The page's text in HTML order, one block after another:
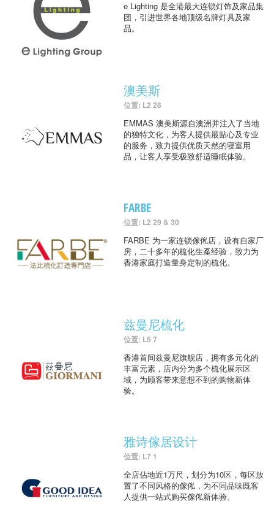
e Lighting 是全港最大连锁灯饰及家品集
团，引进世界各地顶级名牌灯具及家
品。
澳美斯
位置: L2 28
EMMAS 澳美斯源自澳洲并注入了当地
的独特文化，为客人提供最贴心及专业
的服务，致力提供优质天然的寝室用
品，让客人享受极致舒适睡眠体验。
FARBE
位置: L2 29 & 30
FARBE 为一家连锁傢俬店，设有自家厂
房，二十多年的梳化生產经验，致力为
香港家庭打造量身定制的梳化。
兹曼尼梳化
位置: L5 7
香港首间兹曼尼旗舰店，拥有多元化的
丰富元素，店内分为多个梳化展示区
域，为顾客带来意想不到的购物新体
验。
雅诗傢居设计
位置: L7 1
全店佔地近1万尺，划分为10区，每区放
置了不同风格的傢俬，为不同品味既客
人提供一站式购买傢俬新体验。